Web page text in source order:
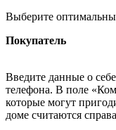
Выберите
Покупатель
Введите данные о
телефона. В поле
которые могут
доме считаются